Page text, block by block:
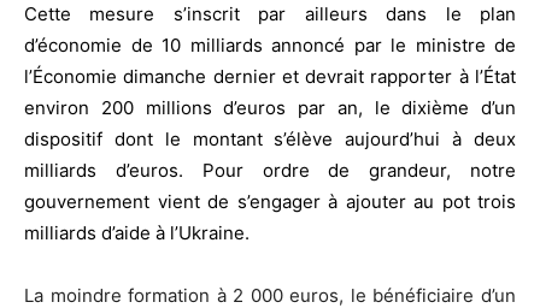
Cette mesure s’inscrit par ailleurs dans le plan
d’économie de 10 milliards annoncé par le ministre de
l’Économie dimanche dernier et devrait rapporter à l’État
environ 200 millions d’euros par an, le dixième d’un
dispositif dont le montant s’élève aujourd’hui à deux
milliards d’euros. Pour ordre de grandeur, notre
gouvernement vient de s’engager à ajouter au pot trois
milliards d’aide à l’Ukraine.
La moindre formation à 2 000 euros, le bénéficiaire d’un